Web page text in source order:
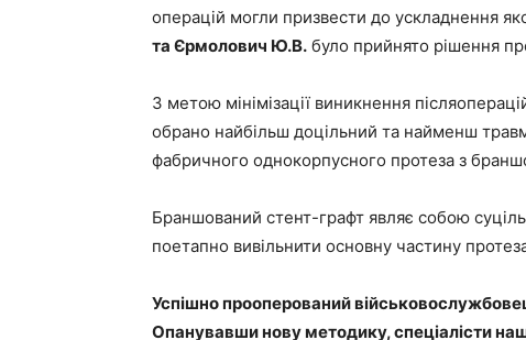
операцій могли призвести до ускладнення
та Єрмолович Ю.В. було прийнято рішення
З метою мінімізації виникнення
обрано найбільш доцільний та найменш
фабричного однокорпусного протеза з
Браншований стент-графт являє собою
поетапно вивільнити основну частину
Успішно прооперований
Опанувавши нову методику, спеціалісти